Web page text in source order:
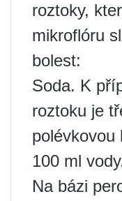
roztoky,
mikroflóru
bolest:
Soda. K
roztoku je
polévkovou
100 ml
Na bázi